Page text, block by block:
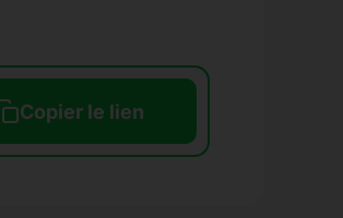
Copier le lien